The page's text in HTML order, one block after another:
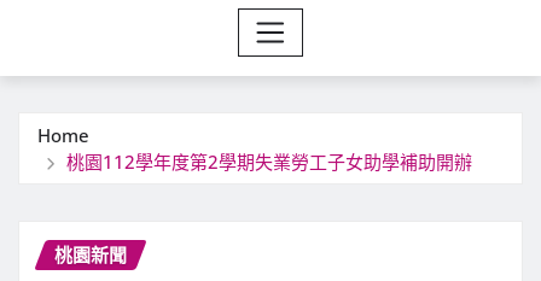
Home
桃園112學年度第2學期失業勞工子女助學補助開辦
桃園新聞